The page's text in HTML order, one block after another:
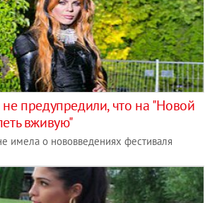
предупредили, что на "Новой
вживую"
имела о нововведениях фестиваля